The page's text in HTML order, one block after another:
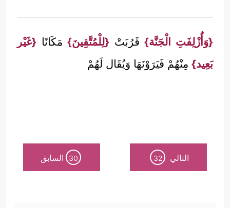
{وَأُزْلِفَتِ الْجَنَّة}قَرُبَتْ {لِلْمُتَّقِينَ}مَكَانًا {غَيْر
بَعِيد} مِنْهُمْ فَيَرَوْنَهَا وَيُقَال لَهُمْ
التالي 32
30 السابق